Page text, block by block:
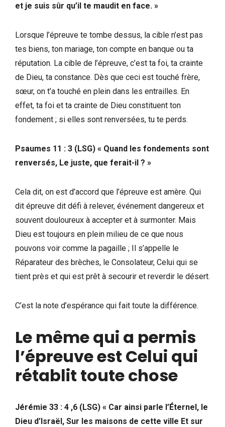
et je suis sûr qu’il te maudit en face. »
Lorsque l’épreuve te tombe dessus, la cible n’est pas
tes biens, ton mariage, ton compte en banque ou ta
réputation. La cible de l’épreuve, c’est ta foi, ta crainte
de Dieu, ta constance. Dès que ceci est touché frère,
sœur, on t’a touché en plein dans les entrailles. En
effet, ta foi et ta crainte de Dieu constituent ton
fondement ; si elles sont renversées, tu te perds.
Psaumes 11 : 3 (LSG) « Quand les fondements sont
renversés, Le juste, que ferait-il ? »
Cela dit, on est d’accord que l’épreuve est amère. Qui
dit épreuve dit défi à relever, événement dangereux et
souvent douloureux à accepter et à surmonter. Mais
Dieu est toujours en plein milieu de ce que nous
pouvons voir comme la pagaille ; Il s’appelle le
Réparateur des brèches, le Consolateur, Celui qui se
tient près et qui est prêt à secourir et reverdir le désert.
C’est la note d’espérance qui fait toute la différence.
Le même qui a permis
l’épreuve est Celui qui
rétablit toute chose
Jérémie 33 : 4 ,6 (LSG) « Car ainsi parle l’Éternel, le
Dieu d’Israël, Sur les maisons de cette ville Et sur